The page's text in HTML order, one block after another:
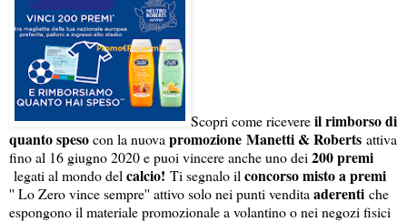
Scopri come ricevereil rimborso di
quanto spesocon la nuova promozione Manetti & Roberts attiva
fino al 16 giugno 2020 e puoi vincere anche uno dei 200 premi
legati al mondo del calcio! Ti segnalo il concorso misto a premi
'' Lo Zero vince sempre'' attivo solo nei punti vendita aderenti che
espongono il materiale promozionale a volantino o nei negozi fisici